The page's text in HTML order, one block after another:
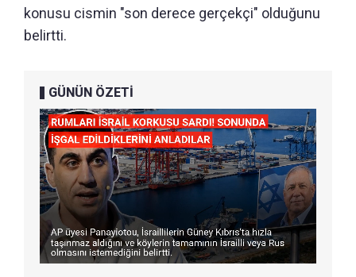
konusu cismin "son derece gerçekçi" olduğunu
belirtti.
GÜNÜN ÖZETİ